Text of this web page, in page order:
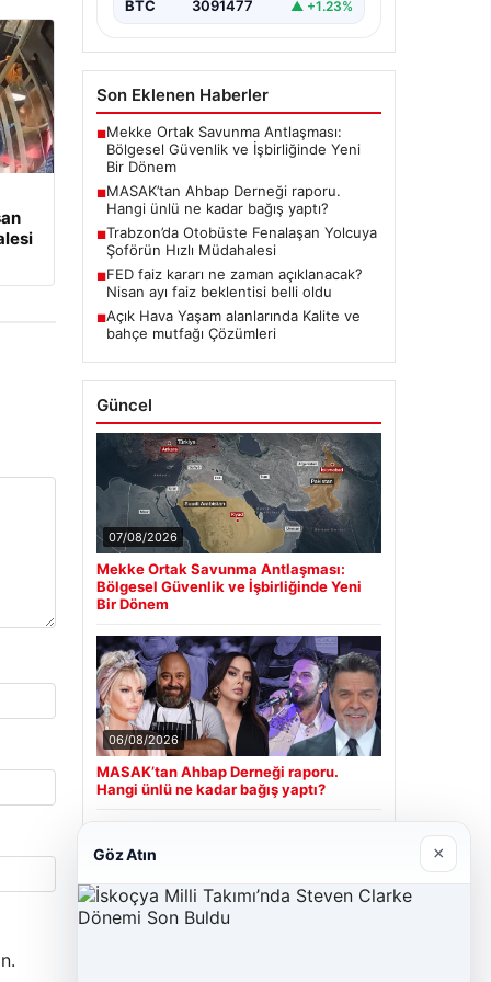
BTC 3091477 ▲ +1.23%
Son Eklenen Haberler
■Mekke Ortak Savunma Antlaşması:
Bölgesel Güvenlik ve İşbirliğinde Yeni
Bir Dönem
■MASAK’tan Ahbap Derneği raporu.
Hangi ünlü ne kadar bağış yaptı?
■Trabzon’da Otobüste Fenalaşan Yolcuya
Şoförün Hızlı Müdahalesi
■FED faiz kararı ne zaman açıklanacak?
Nisan ayı faiz beklentisi belli oldu
■Açık Hava Yaşam alanlarında Kalite ve
bahçe mutfağı Çözümleri
Güncel
07/08/2026
Mekke Ortak Savunma Antlaşması:
Bölgesel Güvenlik ve İşbirliğinde Yeni
Bir Dönem
06/08/2026
MASAK’tan Ahbap Derneği raporu.
Hangi ünlü ne kadar bağış yaptı?
Cengiz Sigorta
Göz Atın ×